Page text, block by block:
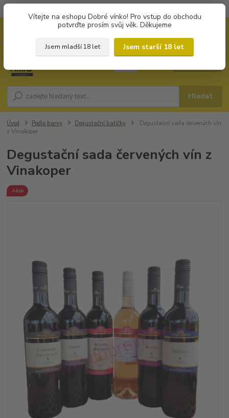
Vítejte na eshopu Dobré vínko! Pro vstup do obchodu
potvrďte prosím svůj věk. Děkujeme
Jsem mladší 18 let
Jsem starší 18 let
Hledat
Úvod Podle barvy Degustační balíčky
Degustační sada červených vín
z Vinakoper
Degustační sada červených vín z
Vinakoper
Akce